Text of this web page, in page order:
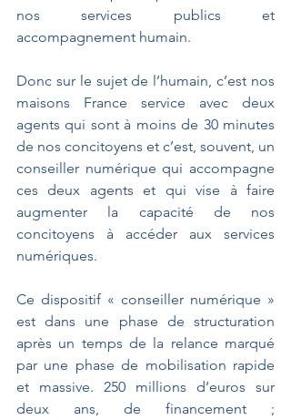
nos services publics et
accompagnement humain.
Donc sur le sujet de l’humain, c’est nos
maisons France service avec deux
agents qui sont à moins de 30 minutes
de nos concitoyens et c’est, souvent, un
conseiller numérique qui accompagne
ces deux agents et qui vise à faire
augmenter la capacité de nos
concitoyens à accéder aux services
numériques.
Ce dispositif « conseiller numérique »
est dans une phase de structuration
après un temps de la relance marqué
par une phase de mobilisation rapide
et massive. 250 millions d’euros sur
deux ans, de financement ;